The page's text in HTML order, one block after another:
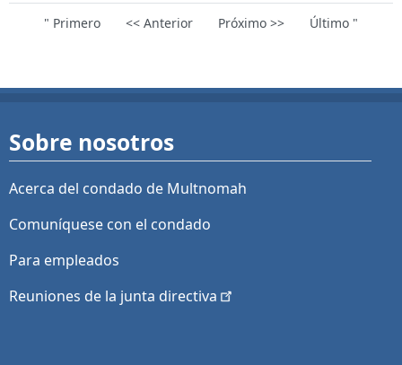
First page
" Primero Previous page
<< Anterior Next page
Próximo >> Last page
Último "
Sobre nosotros
Acerca del condado de Multnomah
Comuníquese con el condado
Para empleados
Reuniones de la junta directiva